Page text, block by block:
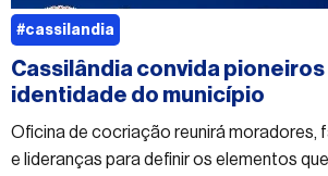
Cassilândia convida
identidade do município
Oficina de cocriação reunirá moradores,
e lideranças para definir os elementos
#cassilandia